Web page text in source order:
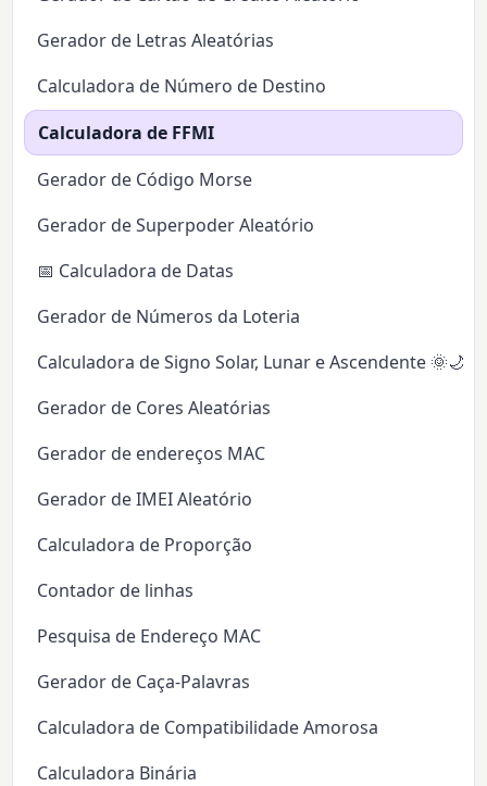
Gerador de Letras Aleatórias
Calculadora de Número de Destino
Calculadora de FFMI
Gerador de Código Morse
Gerador de Superpoder Aleatório
📅 Calculadora de Datas
Gerador de Números da Loteria
Calculadora de Signo Solar, Lunar e Ascendente 🌞🌙✨
Gerador de Cores Aleatórias
Gerador de endereços MAC
Gerador de IMEI Aleatório
Calculadora de Proporção
Contador de linhas
Pesquisa de Endereço MAC
Gerador de Caça-Palavras
Calculadora de Compatibilidade Amorosa
Calculadora Binária